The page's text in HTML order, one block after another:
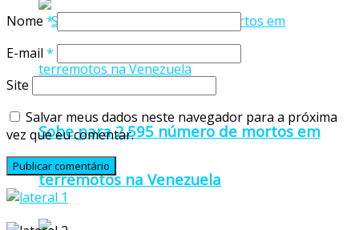
Sobe para 2.595 número de mortos em
terremotos na Venezuela
Nome *
E-mail *
Site
Salvar meus dados neste navegador para a próxima
vez que eu comentar.